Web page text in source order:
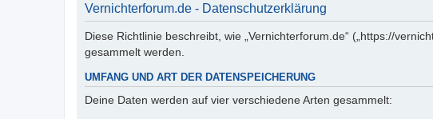
Vernichterforum.de - Datenschutzerklärung
Diese Richtlinie beschreibt, wie „Vernichterforum.de“ („https://
gesammelt werden.
UMFANG UND ART DER DATENSPEICHERUNG
Deine Daten werden auf vier verschiedene Arten gesammelt: